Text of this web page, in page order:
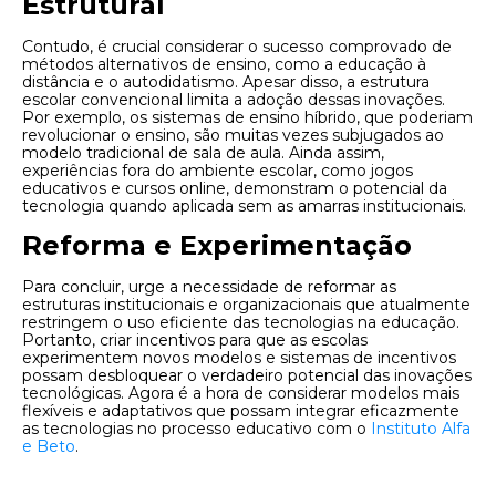
Contudo, é crucial considerar o sucesso comprovado de
métodos alternativos de ensino, como a educação à
distância e o autodidatismo. Apesar disso, a estrutura
escolar convencional limita a adoção dessas inovações.
Por exemplo, os sistemas de ensino híbrido, que poderiam
revolucionar o ensino, são muitas vezes subjugados ao
modelo tradicional de sala de aula. Ainda assim,
experiências fora do ambiente escolar, como jogos
educativos e cursos online, demonstram o potencial da
tecnologia quando aplicada sem as amarras institucionais.
Reforma e Experimentação
Para concluir, urge a necessidade de reformar as
estruturas institucionais e organizacionais que atualmente
restringem o uso eficiente das tecnologias na educação.
Portanto, criar incentivos para que as escolas
experimentem novos modelos e sistemas de incentivos
possam desbloquear o verdadeiro potencial das inovações
tecnológicas. Agora é a hora de considerar modelos mais
flexíveis e adaptativos que possam integrar eficazmente
as tecnologias no processo educativo com o Instituto Alfa
e Beto.